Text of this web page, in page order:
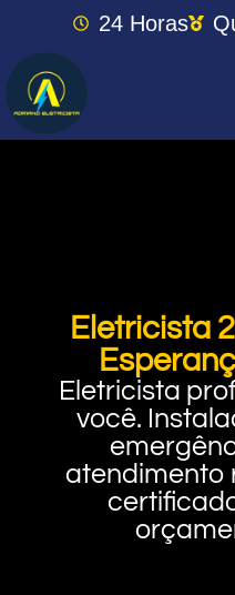
24 Horas
Eletricista
Eletricista
você.
atendimento